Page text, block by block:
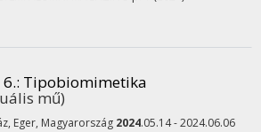
: Tipobiomimetika
mű)
Eger, Magyarország 2024.05.14 - 2024.06.06